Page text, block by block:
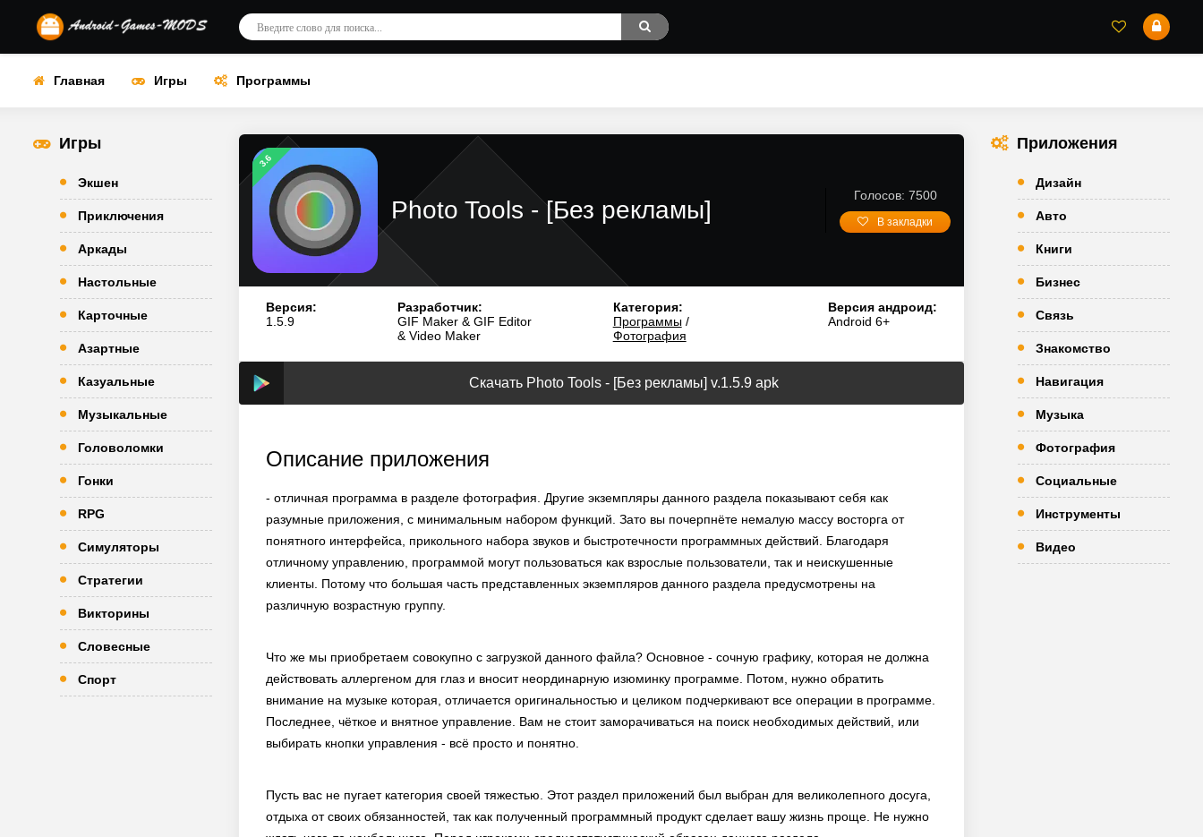
Главная Игры Программы
Игры
Экшен
Приключения
Аркады
Настольные
Карточные
Азартные
Казуальные
Музыкальные
Головоломки
Гонки
RPG
Симуляторы
Стратегии
Викторины
Словесные
Спорт
3.6
Photo Tools - [Без рекламы]
Голосов: 7500
В закладки
Версия:
1.5.9
Разработчик:
GIF Maker & GIF Editor
& Video Maker
Категория:
Программы/
Фотография
Версия андроид:
Android 6+
Скачать Photo Tools - [Без рекламы] v.1.5.9 apk
Описание приложения
- отличная программа в разделе фотография. Другие экземпляры данного раздела показывают себя как
разумные приложения, с минимальным набором функций. Зато вы почерпнёте немалую массу восторга от
понятного интерфейса, прикольного набора звуков и быстротечности программных действий. Благодаря
отличному управлению, программой могут пользоваться как взрослые пользователи, так и неискушенные
клиенты. Потому что большая часть представленных экземпляров данного раздела предусмотрены на
различную возрастную группу.
Что же мы приобретаем совокупно с загрузкой данного файла? Основное - сочную графику, которая не должна
действовать аллергеном для глаз и вносит неординарную изюминку программе. Потом, нужно обратить
внимание на музыке которая, отличается оригинальностью и целиком подчеркивают все операции в программе.
Последнее, чёткое и внятное управление. Вам не стоит заморачиваться на поиск необходимых действий, или
выбирать кнопки управления - всё просто и понятно.
Пусть вас не пугает категория своей тяжестью. Этот раздел приложений был выбран для великолепного досуга,
отдыха от своих обязанностей, так как полученный программный продукт сделает вашу жизнь проще. Не нужно
Приложения
Дизайн
Авто
Книги
Бизнес
Связь
Знакомство
Навигация
Музыка
Фотография
Социальные
Инструменты
Видео